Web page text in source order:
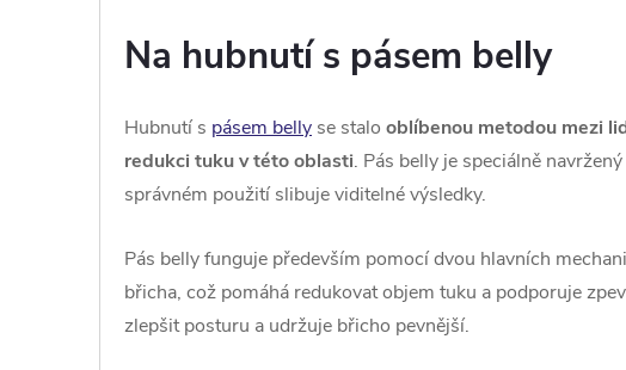
Na hubnutí s pásem belly
Hubnutí s pásem belly se stalo oblíbenou metodou mezi
redukci tuku v této oblasti. Pás belly je speciálně
správném použití slibuje viditelné výsledky.
Pás belly funguje především pomocí dvou hlavních
břicha, což pomáhá redukovat objem tuku a podporuje
zlepšit posturu a udržuje břicho pevnější.